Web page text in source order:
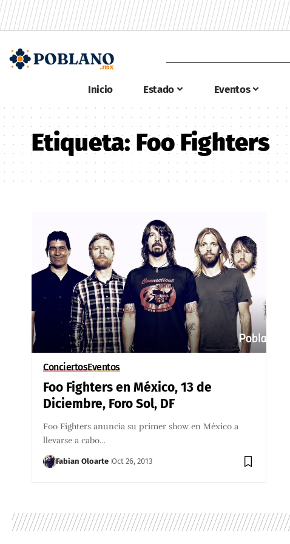
Inicio Estado Eventos
Etiqueta:Foo Fighters
ConciertosEventos
Foo Fighters en México, 13 de
Diciembre, Foro Sol, DF
Foo Fighters anuncia su primer show en México a
llevarse a cabo…
Fabian Oloarte Oct 26, 2013